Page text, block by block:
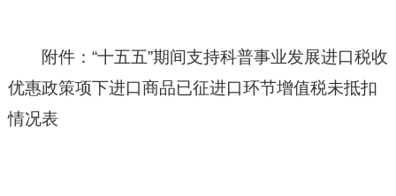
附件：“十五五”期间支持科普事业发展进口税收
优惠政策项下进口商品已征进口环节增值税未抵扣
情况表